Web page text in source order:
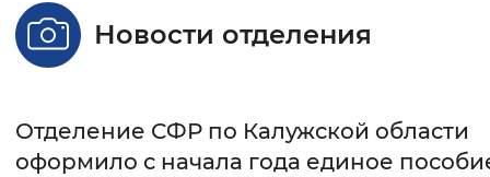
Стандартный Увеличенный
Без засечек С засечками
Новости отделения
Отделение СФР по Калужской области
оформило с начала года единое